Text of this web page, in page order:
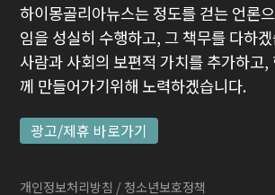
하이몽골리아뉴스는 정도를 걷는 언론
임을 성실히 수행하고, 그 책무를 다하
사람과 사회의 보편적 가치를 추가하고,
께 만들어가기위해 노력하겠습니다.
광고/제휴 바로가기
개인정보처리방침 / 청소년보호정책